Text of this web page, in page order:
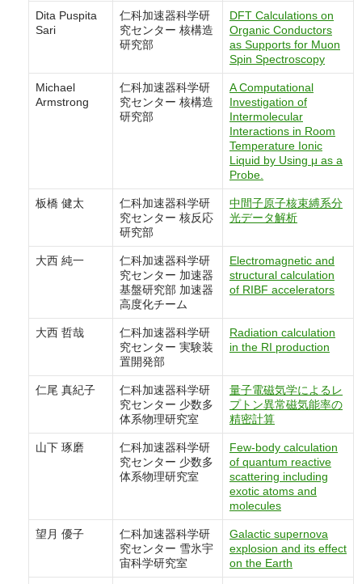
Dita Puspita
Sari
仁科加速器科学研
究センター 核構造
研究部
DFT Calculations on
Organic Conductors
as Supports for Muon
Spin Spectroscopy
Michael
Armstrong
仁科加速器科学研
究センター 核構造
研究部
A Computational
Investigation of
Intermolecular
Interactions in Room
Temperature Ionic
Liquid by Using μ as a
Probe.
板橋 健太
仁科加速器科学研
究センター 核反応
研究部
中間子原子核束縛系分
光データ解析
大西 純一
仁科加速器科学研
究センター 加速器
基盤研究部 加速器
高度化チーム
Electromagnetic and
structural calculation
of RIBF accelerators
大西 哲哉
仁科加速器科学研
究センター 実験装
置開発部
Radiation calculation
in the RI production
仁尾 真紀子
仁科加速器科学研
究センター 少数多
体系物理研究室
量子電磁気学によるレ
プトン異常磁気能率の
精密計算
山下 琢磨
仁科加速器科学研
究センター 少数多
体系物理研究室
Few-body calculation
of quantum reactive
scattering including
exotic atoms and
molecules
望月 優子
仁科加速器科学研
究センター 雪氷宇
宙科学研究室
Galactic supernova
explosion and its effect
on the Earth